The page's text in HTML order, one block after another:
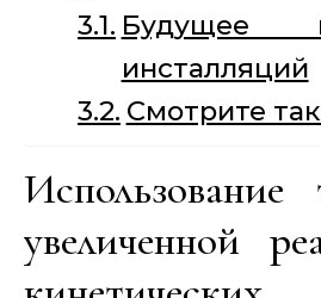
Будущее
инсталляций
Смотрите
Использование
увеличенной